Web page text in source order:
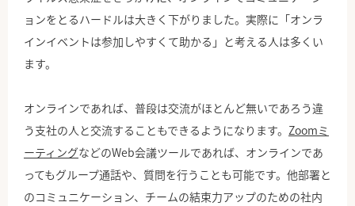
ョンをとるハードルは大きく下がりました。実際に「オンラ
インイベントは参加しやすくて助かる」と考える人は多くい
ます。
オンラインであれば、普段は交流がほとんど無いであろう違
う支社の人と交流することもできるようになります。 Zoomミ
ーティングなどのWeb会議ツールであれば、オンラインであ
ってもグループ通話や、質問を行うことも可能です。他部署と
のコミュニケーション、チームの結束力アップのための社内